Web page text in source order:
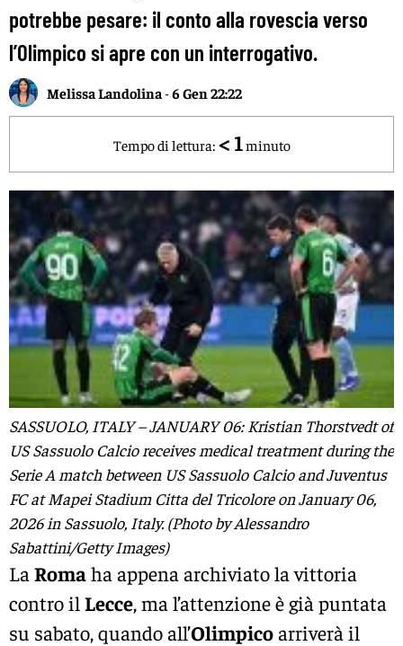
potrebbe pesare: il conto alla rovescia verso
l’Olimpico si apre con un interrogativo.
Melissa Landolina -6 Gen 22:22
Tempo di lettura: < 1 minuto
SASSUOLO, ITALY – JANUARY 06: Kristian Thorstvedt of
US Sassuolo Calcio receives medical treatment during the
Serie A match between US Sassuolo Calcio and Juventus
FC at Mapei Stadium Citta del Tricolore on January 06,
2026 in Sassuolo, Italy. (Photo by Alessandro
Sabattini/Getty Images)
La Romaha appena archiviato la vittoria
contro il Lecce, ma l’attenzione è già puntata
su sabato, quando all’Olimpicoarriverà il